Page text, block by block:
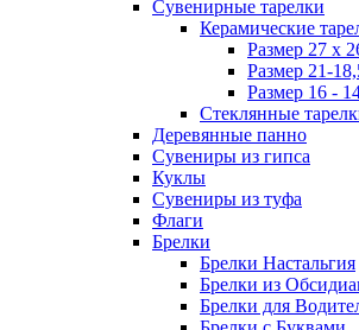
Сувенирные тарелки
Керамические
Размер 27 х
Размер 21-
Размер 16 -
Стеклянные
Деревянные панно
Сувениры из гипса
Куклы
Сувениры из туфа
Флаги
Брелки
Брелки Настальгия
Брелки из
Брелки для